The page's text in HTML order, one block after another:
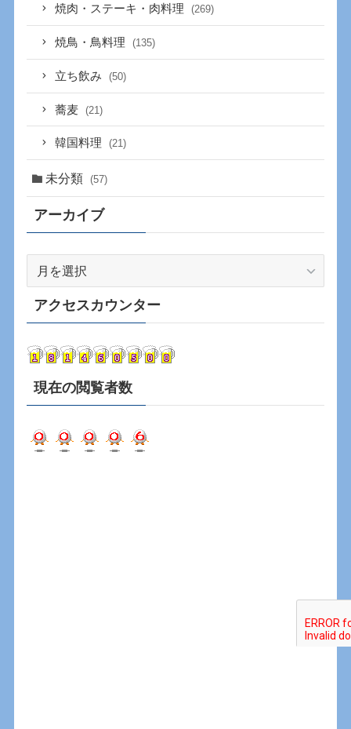
焼肉・ステーキ・肉料理 (269)
焼鳥・鳥料理 (135)
立ち飲み (50)
蕎麦 (21)
韓国料理 (21)
未分類 (57)
アーカイブ
カ
イ
アクセスカウンター
現在の閲覧者数